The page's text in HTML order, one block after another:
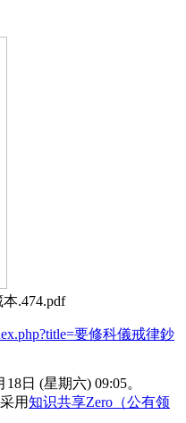
.474.pdf
要修科儀戒律鈔
日 (星期六) 09:05。
用知识共享Zero（公有领